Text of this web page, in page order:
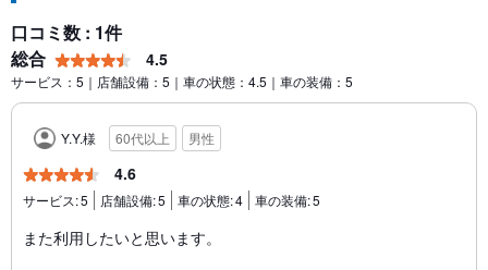
口コミ数 : 1件
総合
4.5
サービス：5｜店舗設備：5｜車の状態：4.5｜車の装備：5
Y.Y.様 60代以上 男性
4.6
サービス:5 店舗設備:5 車の状態:4 車の装備:5
また利用したいと思います。